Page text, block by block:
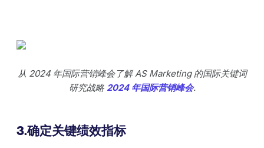
从 2024 年国际营销峰会了解 AS Marketing 的国际关键词
研究战略 2024 年国际营销峰会.
3.确定关键绩效指标